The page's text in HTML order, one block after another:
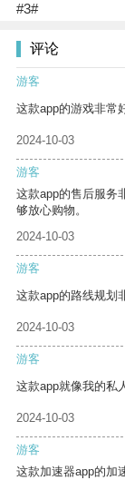
#3#
评论
游客
这款app的游戏非常
2024-10-03
游客
这款app的售后服务
够放心购物。
2024-10-03
游客
这款app的路线规划
2024-10-03
游客
这款app就像我的私
2024-10-03
游客
这款加速器app的加